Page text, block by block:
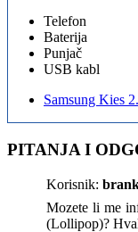
Telefon
Baterija
Punjač
USB kabl
Samsung Kies
PITANJA I
Korisnik:
Mozete li me
(Lollipop)?